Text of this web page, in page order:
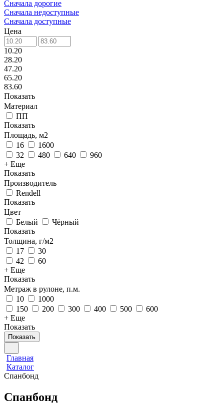
Сначала дорогие
Сначала недоступные
Сначала доступные
Цена
10.20
28.20
47.20
65.20
83.60
Показать
Материал
ПП
Показать
Площадь, м2
16
1600
32
480 640
960
+ Еще
Показать
Производитель
Rendell
Показать
Цвет
Белый
Чёрный
Показать
Толщина, г/м2
17
30
42
60
+ Еще
Показать
Метраж в рулоне, п.м.
10
1000
150
200 300 400 500
600
+ Еще
Показать
Показать
Главная
Каталог
Спанбонд
Спанбонд